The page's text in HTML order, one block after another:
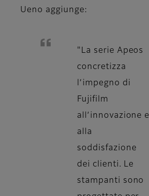
Ueno aggiunge:
"La serie Apeos
concretizza
l’impegno di
Fujifilm
all’innovazione e
alla
soddisfazione
dei clienti. Le
stampanti sono